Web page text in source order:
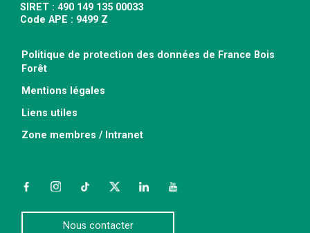
SIRET : 490 149 135 00033
Code APE : 9499 Z
Politique de protection des données de France Bois
Forêt
Mentions légales
Liens utiles
Zone membres / Intranet
FacebookInstagramTikTokTwitterLinkedInYouTube
Nous contacter